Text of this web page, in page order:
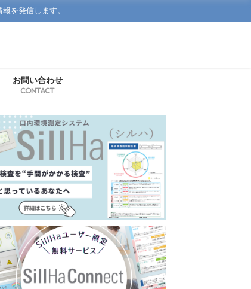
を発信します。
お問い合わせ
Contact